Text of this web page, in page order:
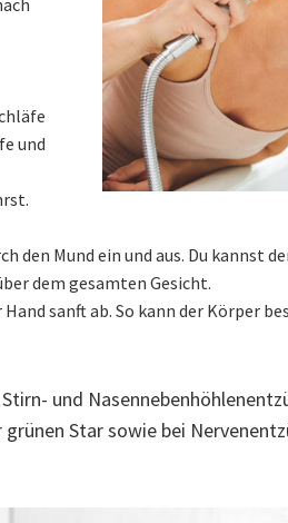
und
Mund ein und aus. Du kannst
dem gesamten Gesicht.
sanft ab. So kann der Körper
und
Star sowie bei